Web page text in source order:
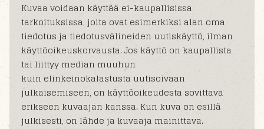
Kuvaa voidaan käyttää ei-kaupallisissa
tarkoituksissa, joita ovat esimerkiksi alan oma
tiedotus ja tiedotusvälineiden uutiskäyttö, ilman
käyttöoikeuskorvausta. Jos käyttö on kaupallista
tai liittyy median muuhun
kuin elinkeinokalastusta uutisoivaan
julkaisemiseen, on käyttöoikeudesta sovittava
erikseen kuvaajan kanssa. Kun kuva on esillä
julkisesti, on lähde ja kuvaaja mainittava.